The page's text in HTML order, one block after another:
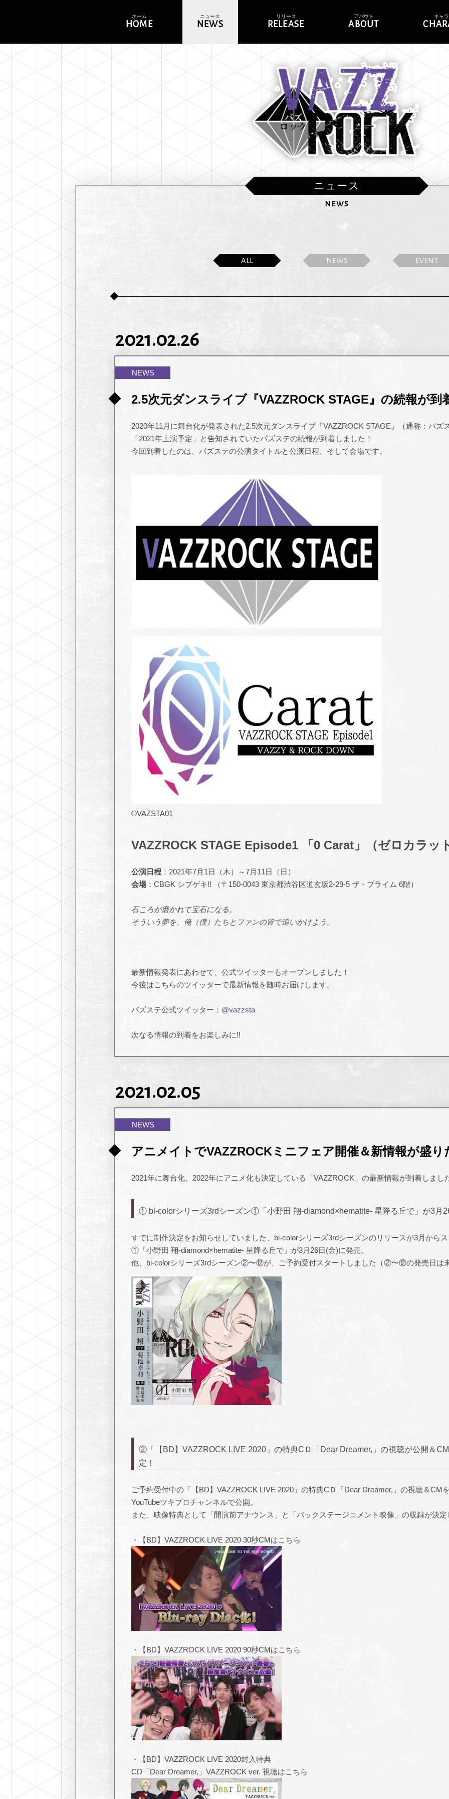
ホーム
HOME
ニュース
NEWS
リリース
RELEASE
アバウト
ABOUT
キャ
ニュース
NEWS
ALL NEWS EVENT
2021.02.26
NEWS
2.5次元ダンスライブ『VAZZROCK STAGE』の続報が到
2020年11月に舞台化が発表された2.5次元ダンスライブ『VAZZROCK STAGE』（通称：バズ
「2021年上演予定」と告知されていたバズステの続報が到着しました！
今回到着したのは、バズステの公演タイトルと公演日程、そして会場です。
©VAZSTA01
VAZZROCK STAGE Episode1 「0 Carat」（ゼロカラッ
公演日程 ：2021年7月1日（木）～7月11日（日）
会場 ：CBGK シブゲキ!! （〒150-0043 東京都渋谷区道玄坂2-29-5 ザ・プライム 6階）
石ころが磨かれて宝石になる。
そういう夢を、俺（僕）たちとファンの皆で追いかけよう。
最新情報発表にあわせて、公式ツイッターもオープンしました！
今後はこちらのツイッターで最新情報を随時お届けします。
バズステ公式ツイッター： @vazzsta
次なる情報の到着をお楽しみに!!
2021.02.05
NEWS
アニメイトでVAZZROCKミニフェア開催＆新情報が盛り
2021年に舞台化、2022年にアニメ化も決定している「VAZZROCK」の最新情報が到着しまし
① bi-colorシリーズ3rdシーズン①「小野田 翔-diamond×hematite- 星降る丘で」が3月
すでに制作決定をお知らせしていました、bi-colorシリーズ3rdシーズンのリリースが3月から
①「小野田 翔-diamond×hematite- 星降る丘で」が3月26日(金)に発売。
他、bi-colorシリーズ3rdシーズン②〜⑫が、ご予約受付スタートしました（②〜⑫の発売日は
②「【BD】VAZZROCK LIVE 2020」の特典CＤ「Dear Dreamer,」の視聴が公開＆
定！
ご予約受付中の「【BD】VAZZROCK LIVE 2020」の特典CＤ「Dear Dreamer,」の視聴＆CM
YouTubeツキプロチャンネルで公開。
また、映像特典として「開演前アナウンス」と「バックステージコメント映像」の収録が決
・【BD】VAZZROCK LIVE 2020 30秒CMはこちら
・【BD】VAZZROCK LIVE 2020 90秒CMはこちら
・【BD】VAZZROCK LIVE 2020封入特典
CD「Dear Dreamer,」VAZZROCK ver. 視聴はこちら